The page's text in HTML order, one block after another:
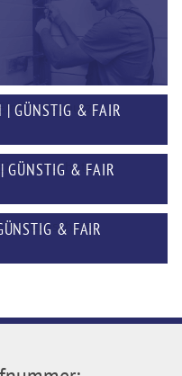
| GÜNSTIG & FAIR
GÜNSTIG & FAIR
& FAIR